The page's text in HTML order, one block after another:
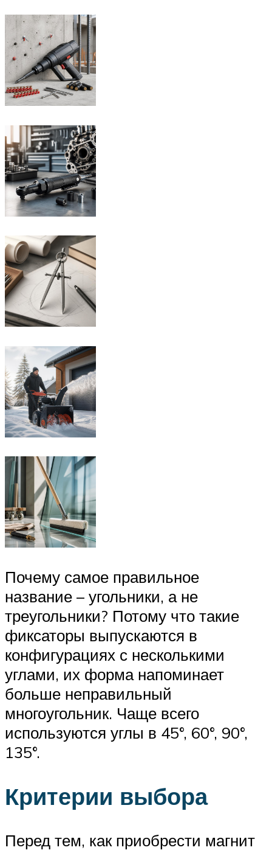
Почему самое правильное
название – угольники, а не
треугольники? Потому что такие
фиксаторы выпускаются в
конфигурациях с несколькими
углами, их форма напоминает
больше неправильный
многоугольник. Чаще всего
используются углы в 45°, 60°, 90°,
135°.
Критерии выбора
Перед тем, как приобрести магнит